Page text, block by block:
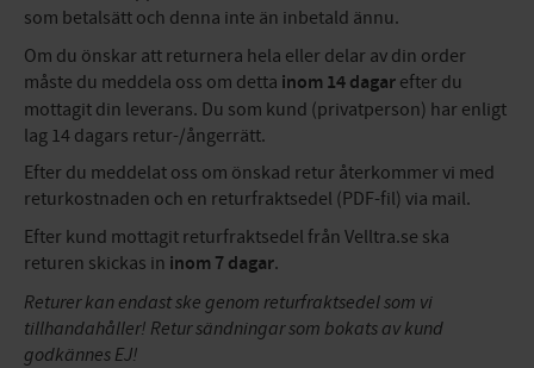
som betalsätt och denna inte än inbetald ännu.
Om du önskar att returnera hela eller delar av din order
måste du meddela oss om detta inom 14 dagar efter du
mottagit din leverans. Du som kund (privatperson) har enligt
lag 14 dagars retur-/ångerrätt.
Efter du meddelat oss om önskad retur återkommer vi med
returkostnaden och en returfraktsedel (PDF-fil) via mail.
Efter kund mottagit returfraktsedel från Velltra.se ska
returen skickas in inom 7 dagar.
Returer kan endast ske genom returfraktsedel som vi
tillhandahåller! Retur sändningar som bokats av kund
godkännes EJ!